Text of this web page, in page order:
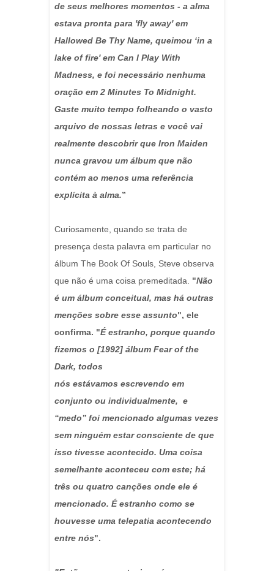
de seus melhores momentos - a alma
estava pronta para 'fly away' em
Hallowed Be Thy Name, queimou ‘in a
lake of fire' em Can I Play With
Madness, e foi necessário nenhuma
oração em 2 Minutes To Midnight.
Gaste muito tempo folheando o vasto
arquivo de nossas letras e você vai
realmente descobrir que Iron Maiden
nunca gravou um álbum que não
contém ao menos uma referência
explícita à alma.”
Curiosamente, quando se trata de
presença desta palavra em particular no
álbum The Book Of Souls, Steve observa
que não é uma coisa premeditada.
"Não
é um álbum conceitual, mas há outras
menções sobre esse assunto", ele
confirma. "É estranho, porque quando
fizemos o [1992] álbum Fear of the
Dark, todos
nós estávamos escrevendo em
conjunto ou individualmente, e
“medo” foi mencionado algumas vezes
sem ninguém estar consciente de que
isso tivesse acontecido. Uma coisa
semelhante aconteceu com este; há
três ou quatro canções onde ele é
mencionado. É estranho como se
houvesse uma telepatia acontecendo
entre nós".